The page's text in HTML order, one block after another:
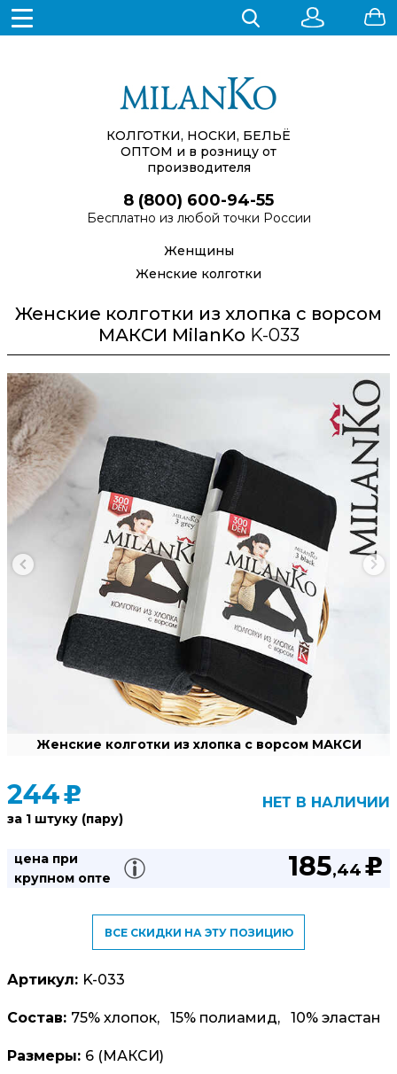
КОЛГОТКИ, НОСКИ, БЕЛЬЁ
ОПТОМ и в розницу от
производителя
8 (800) 600-94-55
Бесплатно из любой точки России
Женщины
Женские колготки
Женские колготки из хлопка с ворсом
МАКСИ MilanKo K-033
244u
за 1 штуку (пару)
НЕТ В НАЛИЧИИ
цена при
крупном опте
185,44 u
ВСЕ СКИДКИ НА ЭТУ ПОЗИЦИЮ
Артикул: K-033
Состав: 75% хлопок, 15% полиамид, 10% эластан
Размеры: 6 (МАКСИ)
Женские колготки из хлопка с ворсом МАКСИ